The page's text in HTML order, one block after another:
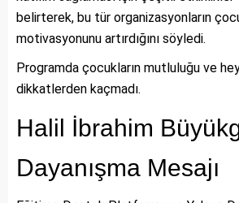
belirterek, bu tür organizasyonların
motivasyonunu artırdığını söyledi.
Programda çocukların mutluluğu ve
dikkatlerden kaçmadı.
Halil İbrahim
Dayanışma Mesajı